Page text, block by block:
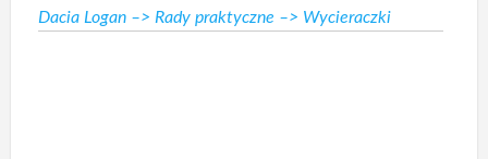
Dacia Logan –> Rady praktyczne –> Wycieraczki